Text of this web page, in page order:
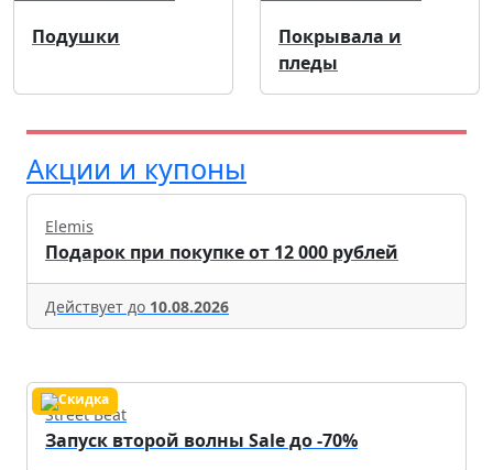
Подушки
Покрывала и
пледы
Акции и купоны
Elemis
Подарок при покупке от 12 000 рублей
Действует до 10.08.2026
Street Beat
Запуск второй волны Sale до -70%